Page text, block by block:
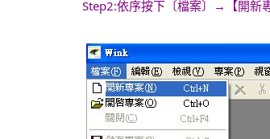
Step2:依序按下〔檔案〕→【開新